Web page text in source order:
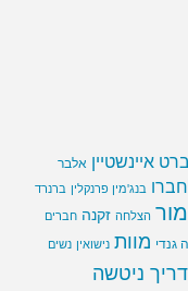
איינשטיין אלבר
בנג'מין פרנקלין ברנרד
הצלחה זקנה חברים
מוות נישואין נשים
ניטשה